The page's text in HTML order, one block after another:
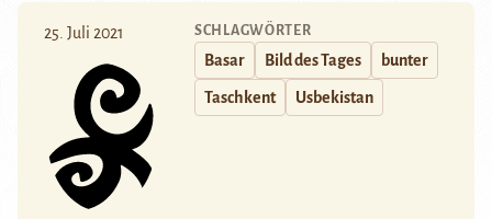
25. Juli 2021 SCHLAGWÖRTER
Basar Bild des Tages bunter
Taschkent Usbekistan